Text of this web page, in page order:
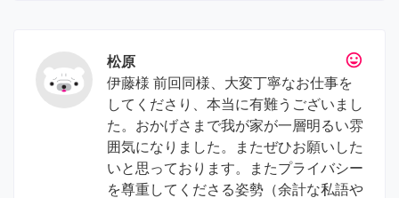
tag_faces
松原
伊藤様 前回同様、大変丁寧なお仕事を
してくださり、本当に有難うございまし
た。おかげさまで我が家が一層明るい雰
囲気になりました。またぜひお願いした
いと思っております。またプライバシー
を尊重してくださる姿勢（余計な私語や